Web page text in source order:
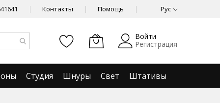
Контакты Помощь Рус
Войти
Регистрация
Студия Шнуры Свет Штативы